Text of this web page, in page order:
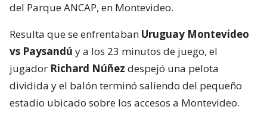
del Parque ANCAP, en Montevideo.
Resulta que se enfrentaban Uruguay Montevideo
vs Paysandú y a los 23 minutos de juego, el
jugador Richard Núñez despejó una pelota
dividida y el balón terminó saliendo del pequeño
estadio ubicado sobre los accesos a Montevideo.